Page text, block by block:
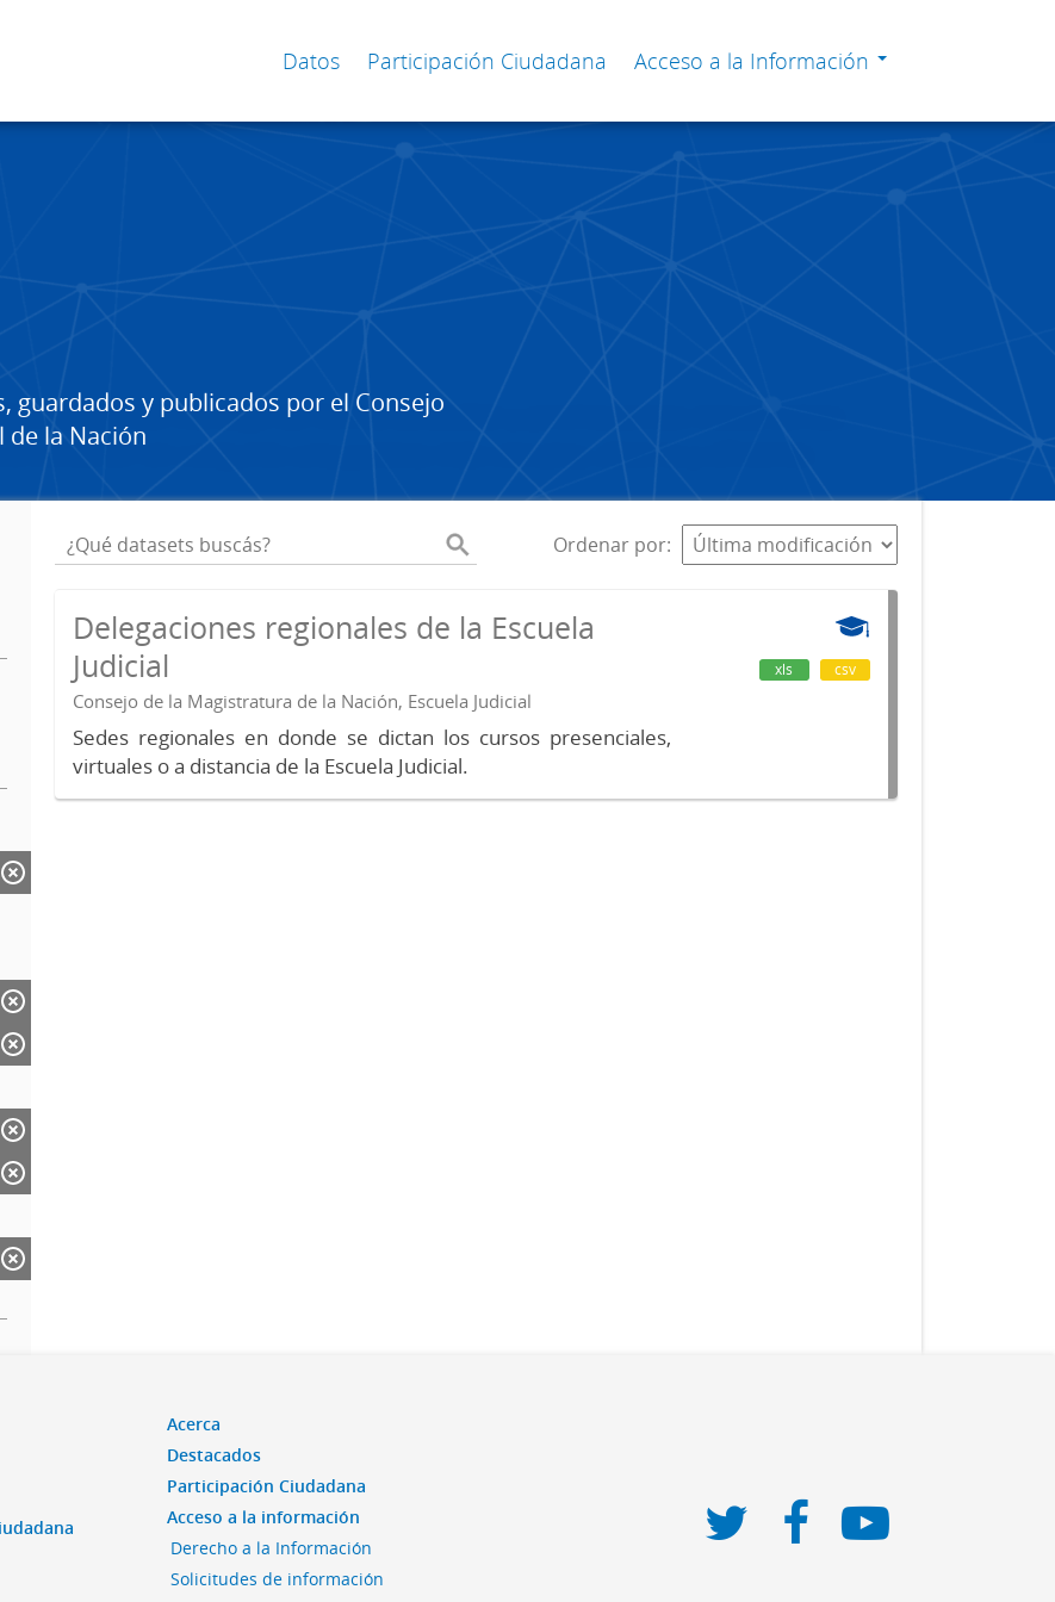
Datos Participación Ciudadana Acceso a la Información
guardados y publicados por el Consejo
de la Nación
Ordenar por
Delegaciones regionales de la Escuela
Judicial
Consejo de la Magistratura de la Nación, Escuela Judicial
Sedes regionales en donde se dictan los cursos presenciales,
virtuales o a distancia de la Escuela Judicial.
xls csv
Acerca
Destacados
Participación Ciudadana
Acceso a la información
Derecho a la Información
Solicitudes de información